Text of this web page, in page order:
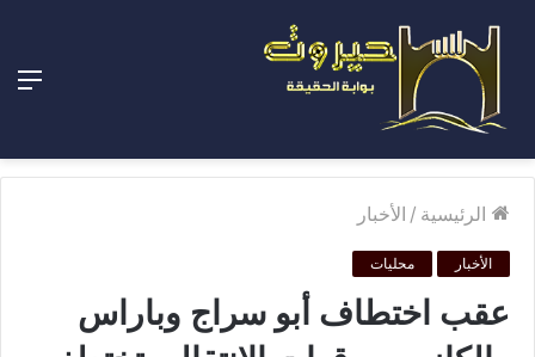
الرئيسية / الأخبار
الأخبار محليات
عقب اختطاف أبو سراج وباراس